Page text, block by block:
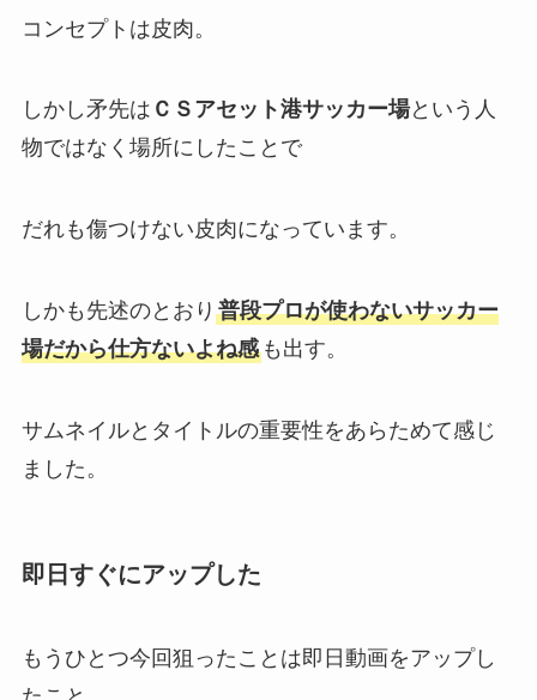
コンセプトは皮肉。
しかし矛先は ＣＳアセット港サッカー場という人
物ではなく場所にしたことで
だれも傷つけない皮肉になっています。
しかも先述のとおり 普段プロが使わないサッカー
場だから仕方ないよね感も出す。
サムネイルとタイトルの重要性をあらためて感じ
ました。
即日すぐにアップした
もうひとつ今回狙ったことは即日動画をアップし